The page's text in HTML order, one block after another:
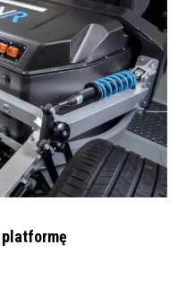
platformę